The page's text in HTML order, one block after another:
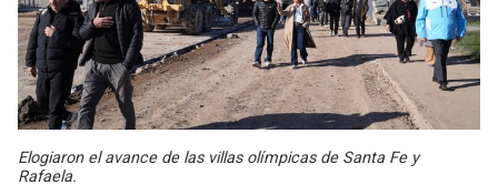
Elogiaron el avance de las villas olímpicas de Santa Fe y
Rafaela.